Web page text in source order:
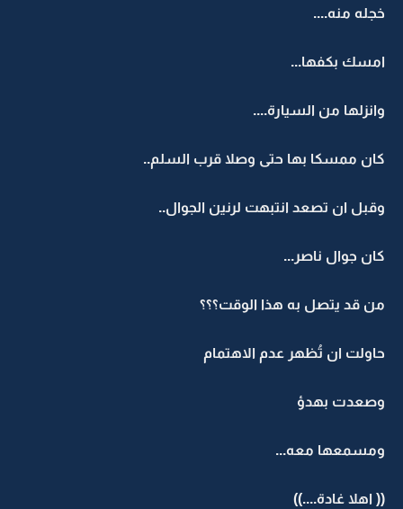
خجله منه....
امسك بكفها...
وانزلها من السيارة....
كان ممسكا بها حتى وصلا قرب السلم..
وقبل ان تصعد انتبهت لرنين الجوال..
كان جوال ناصر...
من قد يتصل به هذا الوقت؟؟؟
حاولت ان تُظهر عدم الاهتمام
وصعدت بهدؤ
ومسمعها معه...
(( اهلا غادة....))